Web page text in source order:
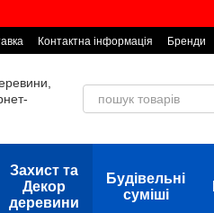
Контактна інформація Бренди
Захист та
Декор
деревини
Будівельні
суміші